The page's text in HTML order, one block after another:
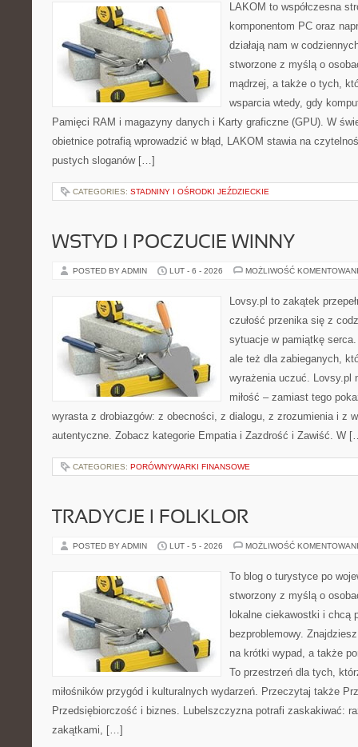
LAKOM to współczesna
komponentom PC oraz
działają nam w
stworzone z myślą o
mądrzej, a także o tych,
wsparcia wtedy, gdy
Pamięci RAM i magazyny danych i Karty graficzne (GPU). W
obietnice potrafią wprowadzić w błąd, LAKOM stawia na
pustych sloganów […]
CATEGORIES: STADNINY I OŚRODKI JEŹDZIECKIE
WSTYD I POCZUCIE WINNY
POSTED BY ADMIN LUT - 6 - 2026 MOŻLIWOŚĆ
Lovsy.pl to zakątek
czułość przenika się z
sytuacje w pamiątkę
ale też dla zabieganych,
wyrażenia uczuć. Lovsy.pl
miłość – zamiast tego
wyrasta z drobiazgów: z obecności, z dialogu, z zrozumienia i z
autentyczne. Zobacz kategorie Empatia i Zazdrość i Zawiść. W
CATEGORIES: PORÓWNYWARKI FINANSOWE
TRADYCJE I FOLKLOR
POSTED BY ADMIN LUT - 5 - 2026 MOŻLIWOŚĆ
To blog o turystyce po
stworzony z myślą o
lokalne ciekawostki i chcą
bezproblemowy.
na krótki wypad, a także
To przestrzeń dla tych,
miłośników przygód i kulturalnych wydarzeń. Przeczytaj także
Przedsiębiorczość i biznes. Lubelszczyzna potrafi zaskakiwać:
zakątkami, […]